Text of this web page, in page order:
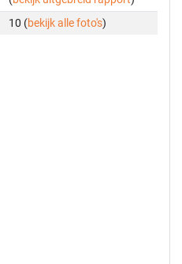
10 (bekijk alle foto's)